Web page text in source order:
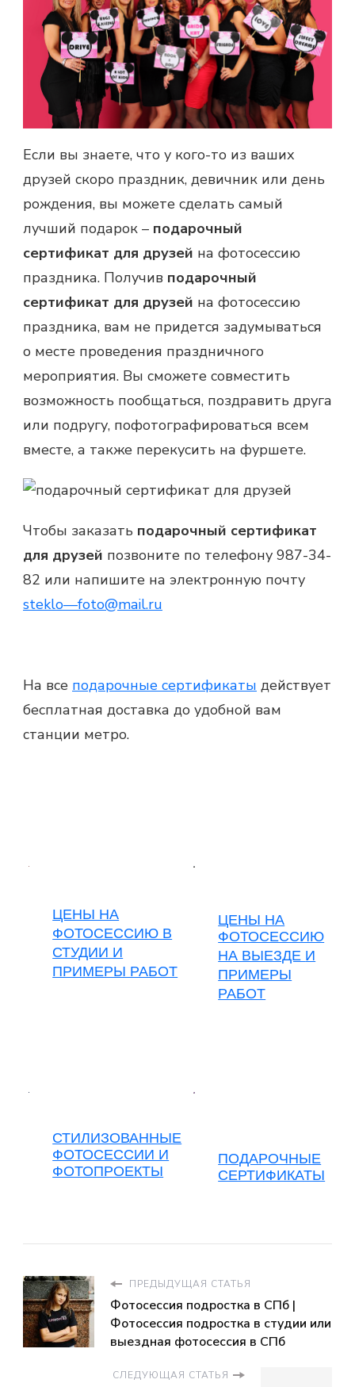
Если вы знаете, что у кого-то из ваших
друзей скоро праздник, девичник или день
рождения, вы можете сделать самый
лучший подарок – подарочный
сертификат для друзей на фотосессию
праздника. Получив подарочный
сертификат для друзей на фотосессию
праздника, вам не придется задумываться
о месте проведения праздничного
мероприятия. Вы сможете совместить
возможность пообщаться, поздравить друга
или подругу, пофотографироваться всем
вместе, а также перекусить на фуршете.
Чтобы заказать подарочный сертификат
для друзей позвоните по телефону 987-34-
82 или напишите на электронную почту
steklo—foto@mail.ru
На все подарочные сертификаты действует
бесплатная доставка до удобной вам
станции метро.
ЦЕНЫ НА
ФОТОСЕССИЮ В
СТУДИИ И
ПРИМЕРЫ РАБОТ
ЦЕНЫ НА
ФОТОСЕССИЮ
НА ВЫЕЗДЕ И
ПРИМЕРЫ
РАБОТ
СТИЛИЗОВАННЫЕ
ФОТОСЕССИИ И
ФОТОПРОЕКТЫ
ПОДАРОЧНЫЕ
СЕРТИФИКАТЫ
ПРЕДЫДУЩАЯ СТАТЬЯ
Фотосессия подростка в СПб |
Фотосессия подростка в студии или
выездная фотосессия в СПб
СЛЕДУЮЩАЯ СТАТЬЯ